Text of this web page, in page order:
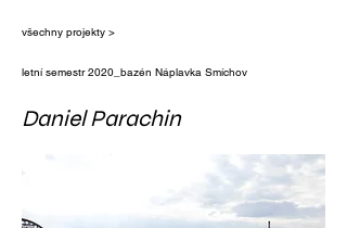
všechny projekty >
letní semestr 2020_bazén Náplavka Smíchov
Daniel Parachin